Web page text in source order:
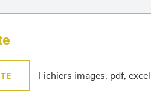
Fichiers images, pdf,